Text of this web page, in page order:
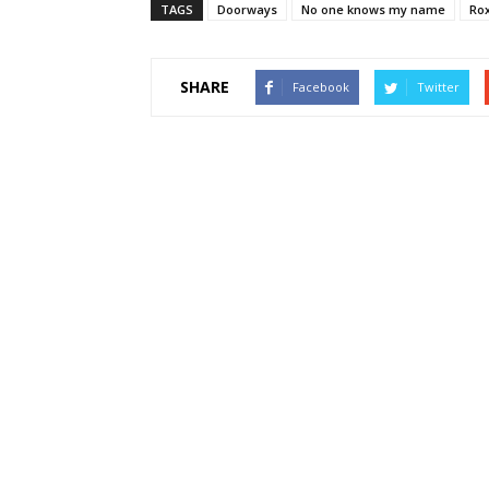
TAGS Doorways No one knows my name
SHARE Facebook Twitter